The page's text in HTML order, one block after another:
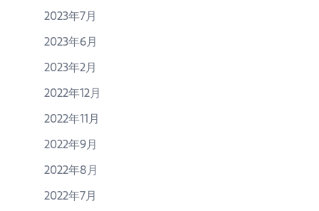
2023年7月
2023年6月
2023年2月
2022年12月
2022年11月
2022年9月
2022年8月
2022年7月